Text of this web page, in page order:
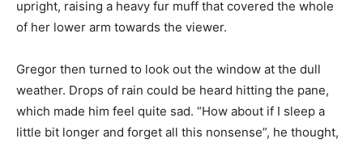
upright, raising a heavy fur muff that covered the whole
of her lower arm towards the viewer.
Gregor then turned to look out the window at the dull
weather. Drops of rain could be heard hitting the pane,
which made him feel quite sad. “How about if I sleep a
little bit longer and forget all this nonsense”, he thought,